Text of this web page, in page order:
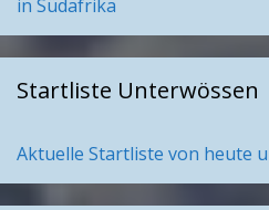
in Südafrika
Startliste Unterwössen
Aktuelle Startliste von heute